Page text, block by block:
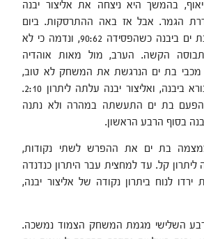
בהמשך היא ניצחה את אליצור יבנה
הגמר. אבל אז באה ההתרסקות. ביום
רביעי האחרון הושפלה בת ים ביבנה כשהפסידה 90:62, ונדמה כי לא
הקשה. הערב, מול מאות אוהדיה
מכבי בת ים הנרגשת את המשחק לא טוב,
כהמשך ישיר למשחק הנורא ביבנה, ואליצור יבנה עלתה ליתרון 2:10.
הפעם בת ים התעשתה במהרה ולא נתנה
בת ים את ההפרש לשתי נקודות,
ליתרון קל. עד למחצית עבר היתרון כנדנדה
לנוח ביתרון נקודה של אליצור יבנה,
השלישי מגמת המשחק הצמוד נמשכה.